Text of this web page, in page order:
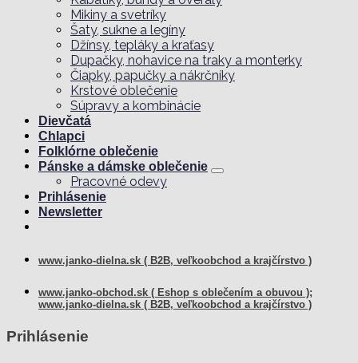
Mikiny a svetríky
Šaty, sukne a legíny
Džínsy, tepláky a kraťasy
Dupačky, nohavice na traky a monterky
Čiapky, papučky a nákrčníky
Krstové oblečenie
Súpravy a kombinácie
Dievčatá
Chlapci
Folklórne oblečenie
Pánske a dámske oblečenie
Pracovné odevy
Prihlásenie
Newsletter
www.janko-dielna.sk ( B2B, veľkoobchod a krajčírstvo )
www.janko-obchod.sk ( Eshop s oblečením a obuvou );
www.janko-dielna.sk ( B2B, veľkoobchod a krajčírstvo )
Prihlásenie